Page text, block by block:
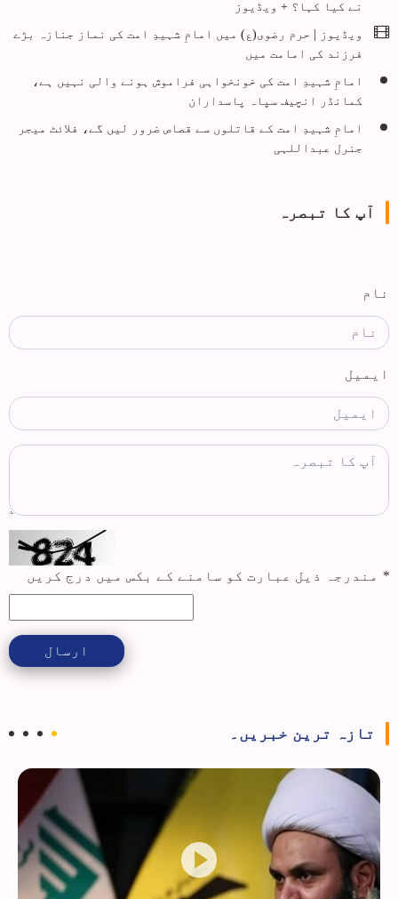
نے کیا کہا؟ + ویڈیوز
ویڈیوز | حرم رضوی(ع) میں امامِ شہیدِ امت کی نماز جنازہ بڑے
فرزند کی امامت میں
امامِ شہیدِ امت کی خونخواہی فراموش ہونے والی نہیں ہے،
کمانڈر انچیف سپاہ پاسداران
امامِ شہیدِ امت کے قاتلوں سے قصاص ضرور لیں گے، فلائٹ میجر
جنرل عبداللہی
آپ کا تبصرہ
نام
ایمیل
* مندرجہ ذیل عبارت کو سامنے کے بکس میں درج کریں
ارسال
تازہ ترین خبریں۔